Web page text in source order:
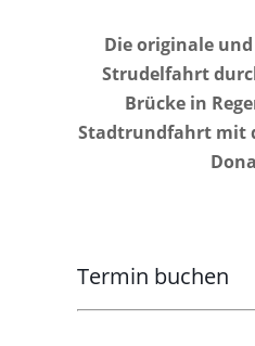
Die originale
Strudelfahrt
Brücke in
Stadtrundfahrt mit
Termin buchen